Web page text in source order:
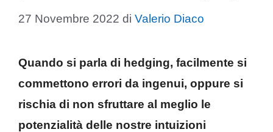
27 Novembre 2022 di Valerio Diaco
Quando si parla di hedging, facilmente si
commettono errori da ingenui, oppure si
rischia di non sfruttare al meglio le
potenzialità delle nostre intuizioni